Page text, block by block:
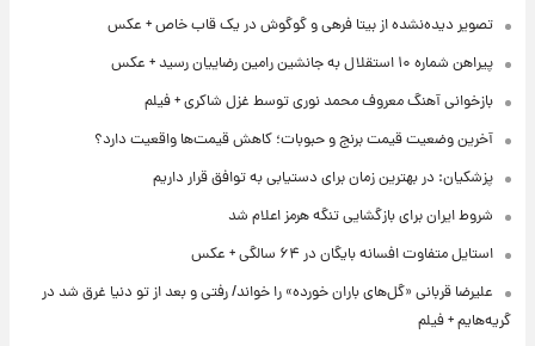
تصویر دیده‌نشده از بیتا فرهی و گوگوش در یک قاب خاص + عکس
پیراهن شماره ۱۰ استقلال به جانشین رامین رضاییان رسید + عکس
بازخوانی آهنگ معروف محمد نوری توسط غزل شاکری + فیلم
آخرین وضعیت قیمت برنج و حبوبات؛ کاهش قیمت‌ها واقعیت دارد؟
پزشکیان: در بهترین زمان برای دستیابی به توافق قرار داریم
شروط ایران برای بازگشایی تنگه هرمز اعلام شد
استایل متفاوت افسانه بایگان در ۶۴ سالگی + عکس
علیرضا قربانی «گل‌های باران خورده» را خواند/ رفتی و بعد از تو دنیا غرق شد در
گریه‌هایم + فیلم